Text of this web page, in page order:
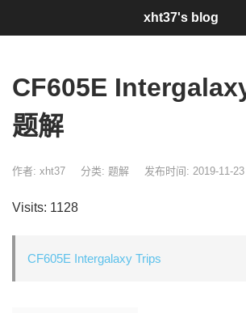
CF605E
题解
作者: xht37 分类: 题解 发布时间: 2019-11-
Visits: 1128
CF605E Intergalaxy Trips
xht37's blog